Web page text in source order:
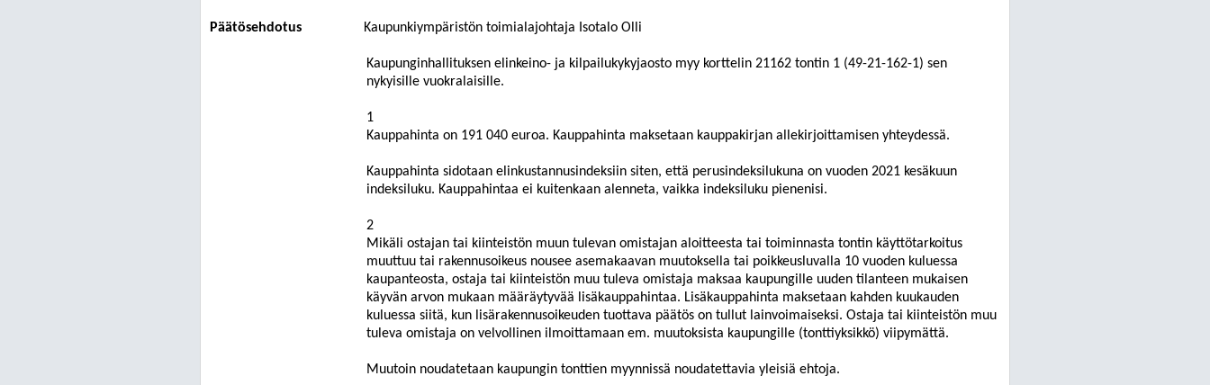
Päätösehdotus Kaupunkiympäristön toimialajohtaja Isotalo Olli
Kaupunginhallituksen elinkeino- ja kilpailukykyjaosto myy korttelin 21162 tontin 1 (49-21-162-1) sen
nykyisille vuokralaisille.
1
Kauppahinta on191 040 euroa. Kauppahinta maksetaan kauppakirjan allekirjoittamisen yhteydessä.
Kauppahinta sidotaan elinkustannusindeksiin siten, että perusindeksilukuna on vuoden 2021 kesäkuun
indeksiluku. Kauppahintaa ei kuitenkaan alenneta, vaikka indeksiluku pienenisi.
2
Mikäli ostajan tai kiinteistön muun tulevan omistajan aloitteesta tai toiminnasta tontin käyttötarkoitus
muuttuu tai rakennusoikeus nousee asemakaavan muutoksella tai poikkeusluvalla 10 vuoden kuluessa
kaupanteosta, ostaja tai kiinteistön muu tuleva omistaja maksaa kaupungille uuden tilanteen mukaisen
käyvän arvon mukaan määräytyvää lisäkauppahintaa. Lisäkauppahinta maksetaan kahden kuukauden
kuluessa siitä, kun lisärakennusoikeuden tuottava päätös on tullut lainvoimaiseksi. Ostaja tai kiinteistön muu
tuleva omistaja on velvollinen ilmoittamaan em. muutoksista kaupungille (tonttiyksikkö) viipymättä.
Muutoin noudatetaan kaupungin tonttien myynnissä noudatettavia yleisiä ehtoja.